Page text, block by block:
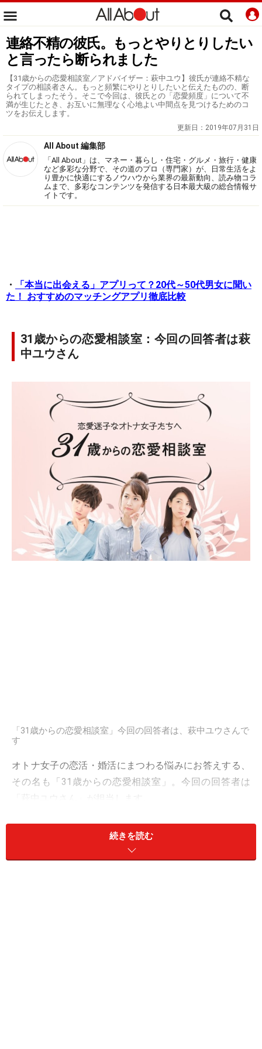
連絡不精の彼氏。もっとやりとりしたい
と言ったら断られました
【31歳からの恋愛相談室／アドバイザー：萩中ユウ】彼氏が連絡不精な
タイプの相談者さん。もっと頻繁にやりとりしたいと伝えたものの、断
られてしまったそう。そこで今回は、彼氏との「恋愛頻度」について不
満が生じたとき、お互いに無理なく心地よい中間点を見つけるためのコ
ツをお伝えします。
更新日： 2019年07月31日
All About 編集部
「All About」は、マネー・暮らし・住宅・グルメ・旅行・健康
など多彩な分野で、その道のプロ（専門家）が、日常生活をよ
り豊かに快適にするノウハウから業界の最新動向、読み物コラ
ムまで、多彩なコンテンツを発信する日本最大級の総合情報サ
イトです。
・
「本当に出会える」アプリって？20代～50代男女に聞い
た！ おすすめのマッチングアプリ徹底比較
31歳からの恋愛相談室：今回の回答者は萩
中ユウさん
「31歳からの恋愛相談室」今回の回答者は、萩中ユウさんで
す
オトナ女子の恋活・婚活にまつわる悩みにお答えする、
その名も「31歳からの恋愛相談室」。今回の回答者は
「萩中ユウさん」が担当します。
■萩中ユウさんプロフィール
続きを読む